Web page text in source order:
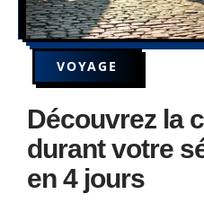
VOYAGE
Découvrez la
durant votre
en 4 jours